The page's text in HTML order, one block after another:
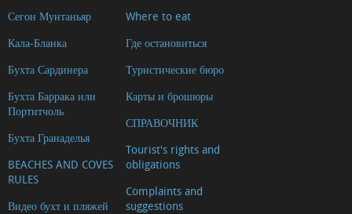
Сегон Мунтаньяр
Кала-Бланка
Бухта Сардинера
Бухта Баррака или
Портитчоль
Бухта Гранаделья
BEACHES AND COVES
RULES
Видео бухт и пляжей
Where to eat
Где остановиться
Туристические бюро
Карты и брошюры
СПРАВОЧНИК
Tourist's rights and
obligations
Complaints and
suggestions